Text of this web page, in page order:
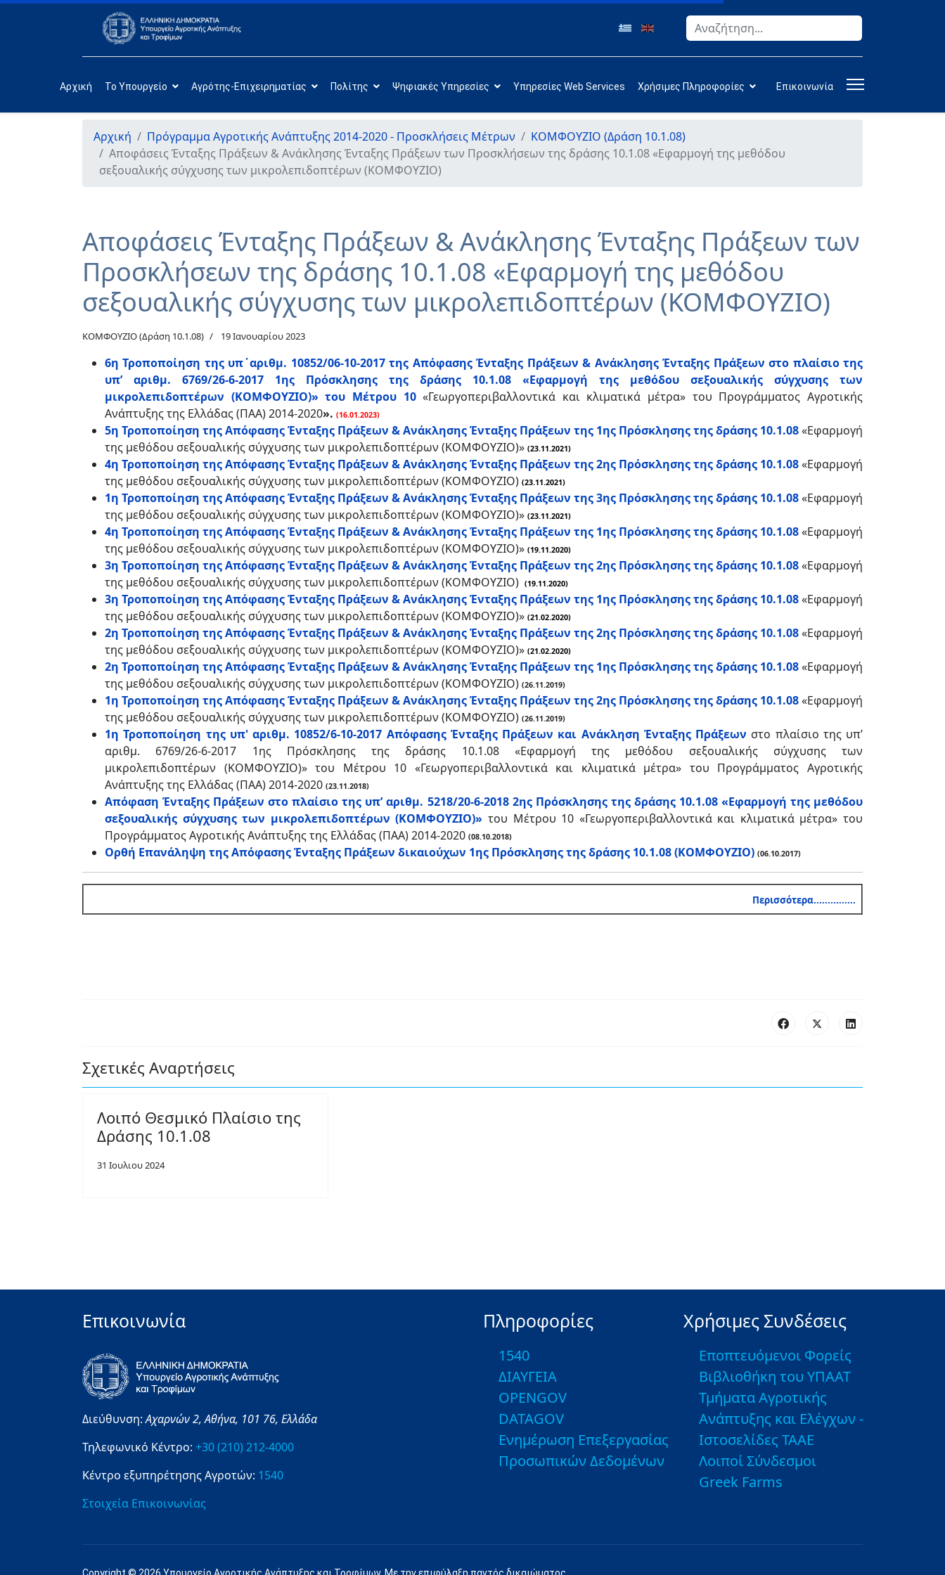
Αναζήτηση
Αρχική Το Υπουργείο Αγρότης-Επιχειρηματίας Πολίτης Ψηφιακές Υπηρεσίες Υπηρεσίες Web Services Χρήσιμες Πληροφορίες Επικοινωνία
Αρχική Πρόγραμμα Αγροτικής Ανάπτυξης 2014-2020 - Προσκλήσεις Μέτρων
ΚΟΜΦΟΥΖΙΟ (Δράση 10.1.08)
Αποφάσεις Ένταξης Πράξεων & Ανάκλησης Ένταξης Πράξεων των Προσκλήσεων της δράσης 10.1.08 «Εφαρμογή της μεθόδου
σεξουαλικής σύγχυσης των μικρολεπιδοπτέρων (ΚΟΜΦΟΥΖΙΟ)
Αποφάσεις Ένταξης Πράξεων & Ανάκλησης Ένταξης Πράξεων των
Προσκλήσεων της δράσης 10.1.08 «Εφαρμογή της μεθόδου
σεξουαλικής σύγχυσης των μικρολεπιδοπτέρων (ΚΟΜΦΟΥΖΙΟ)
ΚΟΜΦΟΥΖΙΟ (Δράση 10.1.08) 19 Ιανουαρίου 2023
6η Τροποποίηση της υπ΄αριθμ. 10852/06-10-2017 της Απόφασης Ένταξης Πράξεων & Ανάκλησης Ένταξης Πράξεων στο πλαίσιο της
υπ’ αριθμ. 6769/26-6-2017 1ης Πρόσκλησης της δράσης 10.1.08 «Εφαρμογή της μεθόδου σεξουαλικής σύγχυσης των
μικρολεπιδοπτέρων (ΚΟΜΦΟΥΖΙΟ)» του Μέτρου 10«Γεωργοπεριβαλλοντικά και κλιματικά μέτρα» του Προγράμματος Αγροτικής
Ανάπτυξης της Ελλάδας (ΠΑΑ) 2014-2020». (16.01.2023)
5η Τροποποίηση της Απόφασης Ένταξης Πράξεων & Ανάκλησης Ένταξης Πράξεων της 1ης Πρόσκλησης της δράσης 10.1.08«Εφαρμογή
της μεθόδου σεξουαλικής σύγχυσης των μικρολεπιδοπτέρων (ΚΟΜΦΟΥΖΙΟ)» (23.11.2021)
4η Τροποποίηση της Απόφασης Ένταξης Πράξεων & Ανάκλησης Ένταξης Πράξεων της 2ης Πρόσκλησης της δράσης 10.1.08«Εφαρμογή
της μεθόδου σεξουαλικής σύγχυσης των μικρολεπιδοπτέρων (ΚΟΜΦΟΥΖΙΟ) (23.11.2021)
1η Τροποποίηση της Απόφασης Ένταξης Πράξεων & Ανάκλησης Ένταξης Πράξεων της 3ης Πρόσκλησης της δράσης 10.1.08«Εφαρμογή
της μεθόδου σεξουαλικής σύγχυσης των μικρολεπιδοπτέρων (ΚΟΜΦΟΥΖΙΟ)» (23.11.2021)
4η Τροποποίηση της Απόφασης Ένταξης Πράξεων & Ανάκλησης Ένταξης Πράξεων της 1ης Πρόσκλησης της δράσης 10.1.08«Εφαρμογή
της μεθόδου σεξουαλικής σύγχυσης των μικρολεπιδοπτέρων (ΚΟΜΦΟΥΖΙΟ)» (19.11.2020)
3η Τροποποίηση της Απόφασης Ένταξης Πράξεων & Ανάκλησης Ένταξης Πράξεων της 2ης Πρόσκλησης της δράσης 10.1.08«Εφαρμογή
της μεθόδου σεξουαλικής σύγχυσης των μικρολεπιδοπτέρων (ΚΟΜΦΟΥΖΙΟ) (19.11.2020)
3η Τροποποίηση της Απόφασης Ένταξης Πράξεων & Ανάκλησης Ένταξης Πράξεων της 1ης Πρόσκλησης της δράσης 10.1.08«Εφαρμογή
της μεθόδου σεξουαλικής σύγχυσης των μικρολεπιδοπτέρων (ΚΟΜΦΟΥΖΙΟ)» (21.02.2020)
2η Τροποποίηση της Απόφασης Ένταξης Πράξεων & Ανάκλησης Ένταξης Πράξεων της 2ης Πρόσκλησης της δράσης 10.1.08«Εφαρμογή
της μεθόδου σεξουαλικής σύγχυσης των μικρολεπιδοπτέρων (ΚΟΜΦΟΥΖΙΟ)» (21.02.2020)
2η Τροποποίηση της Απόφασης Ένταξης Πράξεων & Ανάκλησης Ένταξης Πράξεων της 1ης Πρόσκλησης της δράσης 10.1.08«Εφαρμογή
της μεθόδου σεξουαλικής σύγχυσης των μικρολεπιδοπτέρων (ΚΟΜΦΟΥΖΙΟ) (26.11.2019)
1η Τροποποίηση της Απόφασης Ένταξης Πράξεων & Ανάκλησης Ένταξης Πράξεων της 2ης Πρόσκλησης της δράσης 10.1.08«Εφαρμογή
της μεθόδου σεξουαλικής σύγχυσης των μικρολεπιδοπτέρων (ΚΟΜΦΟΥΖΙΟ) (26.11.2019)
1η Τροποποίηση της υπ' αριθμ. 10852/6-10-2017 Απόφασης Ένταξης Πράξεων και Ανάκληση Ένταξης Πράξεων στο πλαίσιο της υπ’
αριθμ. 6769/26-6-2017 1ης Πρόσκλησης της δράσης 10.1.08 «Εφαρμογή της μεθόδου σεξουαλικής σύγχυσης των
μικρολεπιδοπτέρων (ΚΟΜΦΟΥΖΙΟ)» του Μέτρου 10 «Γεωργοπεριβαλλοντικά και κλιματικά μέτρα» του Προγράμματος Αγροτικής
Ανάπτυξης της Ελλάδας (ΠΑΑ) 2014-2020 (23.11.2018)
Απόφαση Ένταξης Πράξεων στο πλαίσιο της υπ’ αριθμ. 5218/20-6-2018 2ης Πρόσκλησης της δράσης 10.1.08 «Εφαρμογή της μεθόδου
σεξουαλικής σύγχυσης των μικρολεπιδοπτέρων (ΚΟΜΦΟΥΖΙΟ)» του Μέτρου 10 «Γεωργοπεριβαλλοντικά και κλιματικά μέτρα» του
Προγράμματος Αγροτικής Ανάπτυξης της Ελλάδας (ΠΑΑ) 2014-2020 (08.10.2018)
Ορθή Επανάληψη της Απόφασης Ένταξης Πράξεων δικαιούχων 1ης Πρόσκλησης της δράσης 10.1.08 (ΚΟΜΦΟΥΖΙΟ) (06.10.2017)
Περισσότερα...............
Σχετικές Αναρτήσεις
Λοιπό Θεσμικό Πλαίσιο της
Δράσης 10.1.08
31 Ιουλιου 2024
Επικοινωνία
Διεύθυνση:Αχαρνών 2,Αθήνα, 101 76, Ελλάδα
Τηλεφωνικό Κέντρο: +30 (210) 212-4000
Κέντρο εξυπηρέτησης Αγροτών: 1540
Στοιχεία Επικοινωνίας
Πληροφορίες
1540
ΔΙΑΥΓΕΙΑ
OPENGOV
DATAGOV
Ενημέρωση Επεξεργασίας
Προσωπικών Δεδομένων
Χρήσιμες Συνδέσεις
Εποπτευόμενοι Φορείς
Βιβλιοθήκη του ΥΠΑΑΤ
Τμήματα Αγροτικής
Ανάπτυξης και Ελέγχων -
Ιστοσελίδες ΤΑΑΕ
Λοιποί Σύνδεσμοι
Greek Farms